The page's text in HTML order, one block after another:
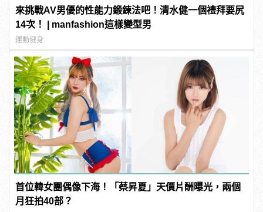
來挑戰AV男優的性能力鍛鍊法吧！清水健一個禮拜要尻
14次！ | manfashion這樣變型男
運動健身
首位韓女團偶像下海！「蔡昇夏」天價片酬曝光，兩個
月狂拍40部？